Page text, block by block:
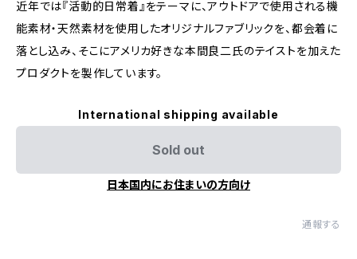
近年では『活動的日常着』をテーマに、アウトドアで使用される機
能素材・天然素材を使用したオリジナルファブリックを、都会着に
落とし込み、そこにアメリカ好きな本間良二氏のテイストを加えた
プロダクトを製作しています。
International shipping available
Sold out
日本国内にお住まいの方向け
通報する